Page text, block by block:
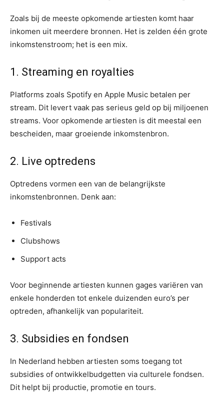
Zoals bij de meeste opkomende artiesten komt haar
inkomen uit meerdere bronnen. Het is zelden één grote
inkomstenstroom; het is een mix.
1. Streaming en royalties
Platforms zoals Spotify en Apple Music betalen per
stream. Dit levert vaak pas serieus geld op bij miljoenen
streams. Voor opkomende artiesten is dit meestal een
bescheiden, maar groeiende inkomstenbron.
2. Live optredens
Optredens vormen een van de belangrijkste
inkomstenbronnen. Denk aan:
Festivals
Clubshows
Support acts
Voor beginnende artiesten kunnen gages variëren van
enkele honderden tot enkele duizenden euro’s per
optreden, afhankelijk van populariteit.
3. Subsidies en fondsen
In Nederland hebben artiesten soms toegang tot
subsidies of ontwikkelbudgetten via culturele fondsen.
Dit helpt bij productie, promotie en tours.